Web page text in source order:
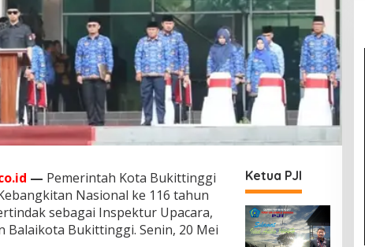
— Pemerintah Kota Bukittinggi
Nasional ke 116 tahun
sebagai Inspektur Upacara,
Balaikota Bukittinggi. Senin, 20 Mei
Ketua PJI